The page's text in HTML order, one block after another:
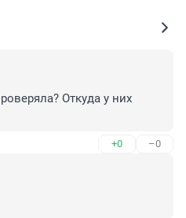
Откуда у них
+0 –0